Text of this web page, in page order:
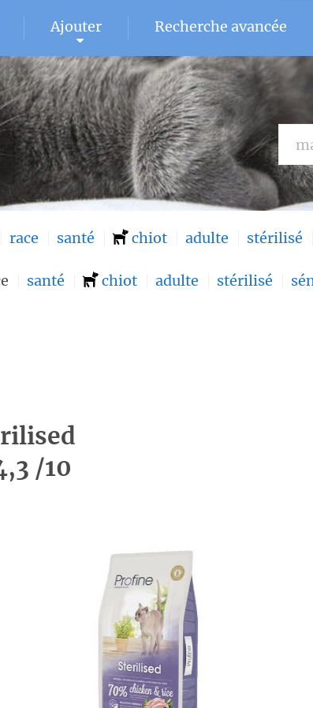
Ajouter Recherche avancée
race santé chiot adulte stérilisé
santé chiot adulte stérilisé
/10